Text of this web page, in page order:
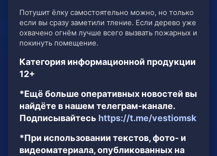
Потушит ёлку самостоятельно можно, но только
если вы сразу заметили тление. Если дерево уже
охвачено огнём лучше всего вызвать пожарных и
покинуть помещение.
Категория информационной продукции
12+
*Ещё больше оперативных новостей вы
найдёте в нашем телеграм-канале.
Подписывайтесь https://t.me/vestiomsk
*При использовании текстов, фото- и
видеоматериала, опубликованных на